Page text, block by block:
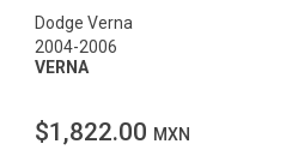
Dodge Verna
2004-2006
VERNA
$1,822.00 MXN